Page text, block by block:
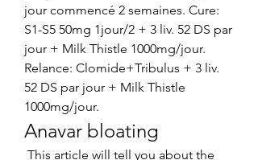
jour commencé 2 semaines. Cure:
S1-S5 50mg 1jour/2 + 3 liv. 52 DS par
jour + Milk Thistle 1000mg/jour.
Relance: Clomide+Tribulus + 3 liv.
52 DS par jour + Milk Thistle
1000mg/jour.
Anavar bloating